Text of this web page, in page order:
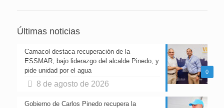
Últimas noticias
0
Camacol destaca recuperación de la
ESSMAR, bajo liderazgo del alcalde Pinedo, y
pide unidad por el agua
8 de agosto de 2026
Gobierno de Carlos Pinedo recupera la